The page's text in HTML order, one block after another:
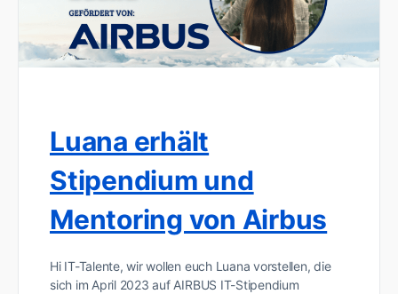
Luana erhält
Stipendium und
Mentoring von Airbus
Hi IT-Talente, wir wollen euch Luana vorstellen, die
sich im April 2023 auf AIRBUS IT-Stipendium